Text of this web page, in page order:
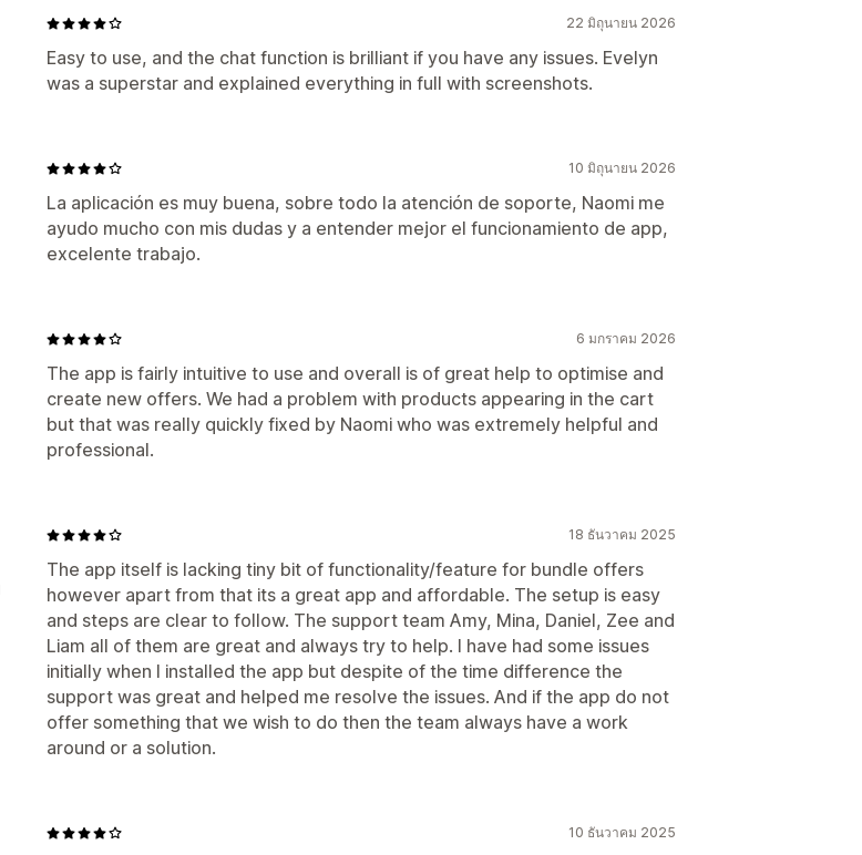
22 มิถุนายน 2026
Easy to use, and the chat function is brilliant if you have any issues. Evelyn
was a superstar and explained everything in full with screenshots.
10 มิถุนายน 2026
La aplicación es muy buena, sobre todo la atención de soporte, Naomi me
ayudo mucho con mis dudas y a entender mejor el funcionamiento de app,
excelente trabajo.
6 มกราคม 2026
The app is fairly intuitive to use and overall is of great help to optimise and
create new offers. We had a problem with products appearing in the cart
but that was really quickly fixed by Naomi who was extremely helpful and
professional.
18 ธันวาคม 2025
The app itself is lacking tiny bit of functionality/feature for bundle offers
however apart from that its a great app and affordable. The setup is easy
and steps are clear to follow. The support team Amy, Mina, Daniel, Zee and
Liam all of them are great and always try to help. I have had some issues
initially when I installed the app but despite of the time difference the
support was great and helped me resolve the issues. And if the app do not
offer something that we wish to do then the team always have a work
around or a solution.
10 ธันวาคม 2025